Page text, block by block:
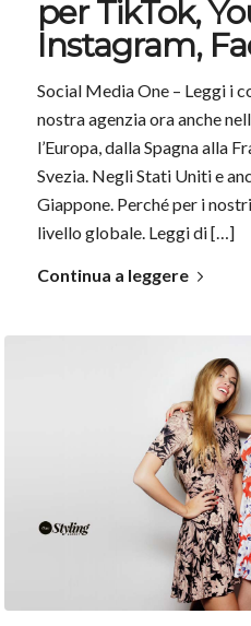
per TikTok,
Instagram,
Social Media One – Leggi i
nostra agenzia ora anche
l’Europa, dalla Spagna alla
Svezia. Negli Stati Uniti e
Giappone. Perché per i
livello globale. Leggi di […]
Continua a leggere